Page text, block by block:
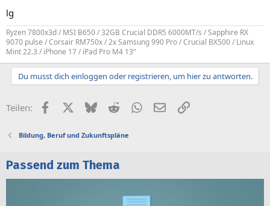
lg
Ryzen 7800x3d / MSI B650 / 32GB Crucial DDR5 6000MT/s / Sapphire RX
9070 pulse / Corsair RM750x / 2x Samsung 990 Pro / Crucial BX500 / Linux
Mint 22.3 / iPhone 17 / iPad Pro M4 13“
Du musst dich einloggen oder registrieren, um hier zu antworten.
Teilen: FacebookX (Twitter)
BlueskyRedditWhatsApp
E-MailLink
Bildung, Beruf und Zukunftspläne
Passend zum Thema